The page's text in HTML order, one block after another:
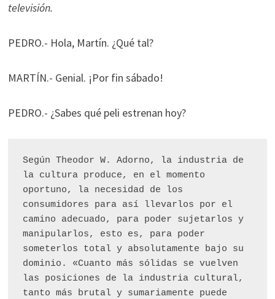
televisión.
PEDRO.- Hola, Martín. ¿Qué tal?
MARTÍN.- Genial. ¡Por fin sábado!
PEDRO.- ¿Sabes qué peli estrenan hoy?
Según Theodor W. Adorno, la industria de
la cultura produce, en el momento
oportuno, la necesidad de los
consumidores para así llevarlos por el
camino adecuado, para poder sujetarlos y
manipularlos, esto es, para poder
someterlos total y absolutamente bajo su
dominio. «Cuanto más sólidas se vuelven
las posiciones de la industria cultural,
tanto más brutal y sumariamente puede